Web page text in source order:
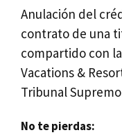
Anulación del
contrato de una
compartido con
Vacations &
Tribunal
No te pierdas: